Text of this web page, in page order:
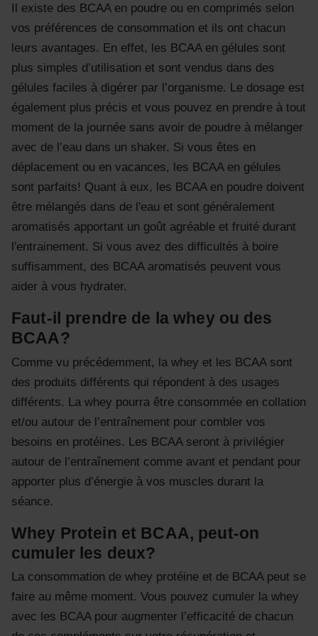
Il existe des BCAA en poudre ou en comprimés selon
vos préférences de consommation et ils ont chacun
leurs avantages. En effet, les BCAA en gélules sont
plus simples d’utilisation et sont vendus dans des
gélules faciles à digérer par l’organisme. Le dosage est
également plus précis et vous pouvez en prendre à tout
moment de la journée sans avoir de poudre à mélanger
avec de l’eau dans un shaker. Si vous êtes en
déplacement ou en vacances, les BCAA en gélules
sont parfaits! Quant à eux, les BCAA en poudre doivent
être mélangés dans de l'eau et sont généralement
aromatisés apportant un goût agréable et fruité durant
l'entrainement. Si vous avez des difficultés à boire
suffisamment, des BCAA aromatisés peuvent vous
aider à vous hydrater.
Faut-il prendre de la whey ou des
BCAA?
Comme vu précédemment, la whey et les BCAA sont
des produits différents qui répondent à des usages
différents. La whey pourra être consommée en collation
et/ou autour de l’entraînement pour combler vos
besoins en protéines. Les BCAA seront à privilégier
autour de l’entraînement comme avant et pendant pour
apporter plus d’énergie à vos muscles durant la
séance.
Whey Protein et BCAA, peut-on
cumuler les deux?
La consommation de whey protéine et de BCAA peut se
faire au même moment. Vous pouvez cumuler la whey
avec les BCAA pour augmenter l’efficacité de chacun